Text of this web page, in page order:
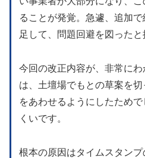
ることが発覚。急遽、追加
足して、問題回避を図った
今回の改正内容が、非常に
は、土壇場でもとの草案を
をあわせるようにしたため
くいです。
根本の原因はタイムスタン